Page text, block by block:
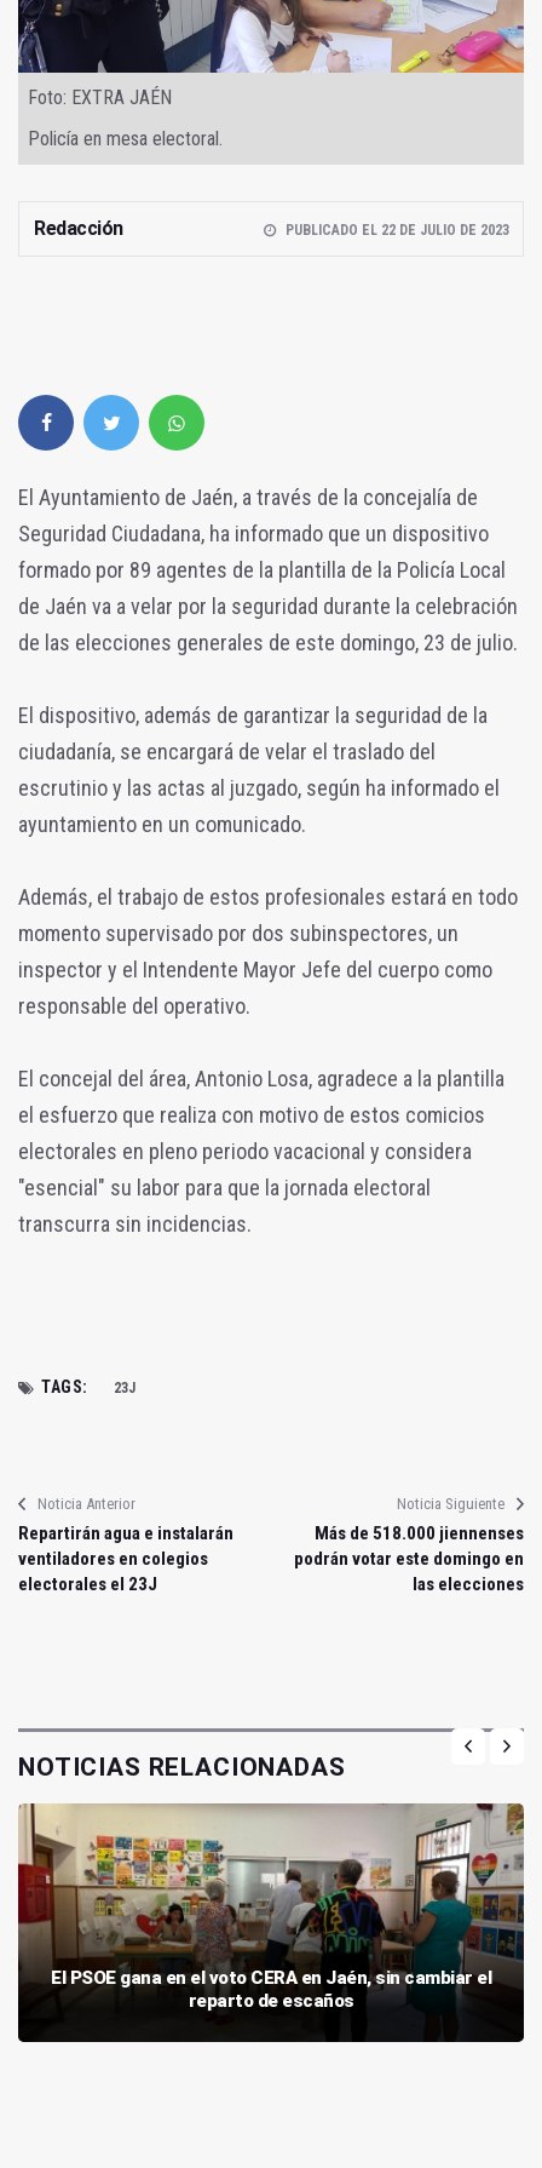
Foto: EXTRA JAÉN
Policía en mesa electoral.
Redacción PUBLICADO EL 22 DE JULIO DE 2023
El Ayuntamiento de Jaén, a través de la concejalía de
Seguridad Ciudadana, ha informado que un dispositivo
formado por 89 agentes de la plantilla de la Policía Local
de Jaén va a velar por la seguridad durante la celebración
de las elecciones generales de este domingo, 23 de julio.
El dispositivo, además de garantizar la seguridad de la
ciudadanía, se encargará de velar el traslado del
escrutinio y las actas al juzgado, según ha informado el
ayuntamiento en un comunicado.
Además, el trabajo de estos profesionales estará en todo
momento supervisado por dos subinspectores, un
inspector y el Intendente Mayor Jefe del cuerpo como
responsable del operativo.
El concejal del área, Antonio Losa, agradece a la plantilla
el esfuerzo que realiza con motivo de estos comicios
electorales en pleno periodo vacacional y considera
"esencial" su labor para que la jornada electoral
transcurra sin incidencias.
TAGS: 23J
Noticia Anterior
Repartirán agua e instalarán
ventiladores en colegios
electorales el 23J
Noticia Siguiente
Más de 518.000 jiennenses
podrán votar este domingo en
las elecciones
NOTICIAS RELACIONADAS
El PSOE gana en el voto CERA en Jaén, sin cambiar el
reparto de escaños